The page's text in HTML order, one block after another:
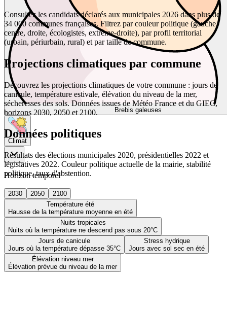
Brebis galeuses
Climat
Horizon temporel
2030 2050
2100
Température été
Hausse de la température moyenne en été
Nuits tropicales
Nuits où la température ne descend pas sous 20°C
Jours de canicule
Jours où la température dépasse 35°C
Stress hydrique
Jours avec sol sec en été
Élévation niveau mer
Élévation prévue du niveau de la mer
Consultez les candidats déclarés aux municipales 2026 dans plus de
34 000 communes françaises. Filtrez par couleur politique (gauche,
centre, droite, écologistes, extrême-droite), par profil territorial
(urbain, périurbain, rural) et par taille de commune.
Projections climatiques par commune
Découvrez les projections climatiques de votre commune : jours de
canicule, température estivale, élévation du niveau de la mer,
sécheresses des sols. Données issues de Météo France et du GIEC,
horizons 2030, 2050 et 2100.
Données politiques
Résultats des élections municipales 2020, présidentielles 2022 et
législatives 2022. Couleur politique actuelle de la mairie, stabilité
politique, taux d'abstention.